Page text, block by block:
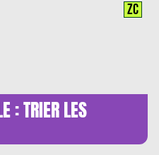
: TRIER LES
ZC